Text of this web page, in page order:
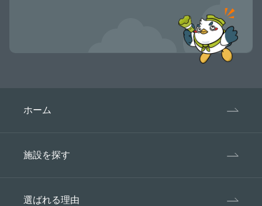
ホーム
施設を探す
選ばれる理由